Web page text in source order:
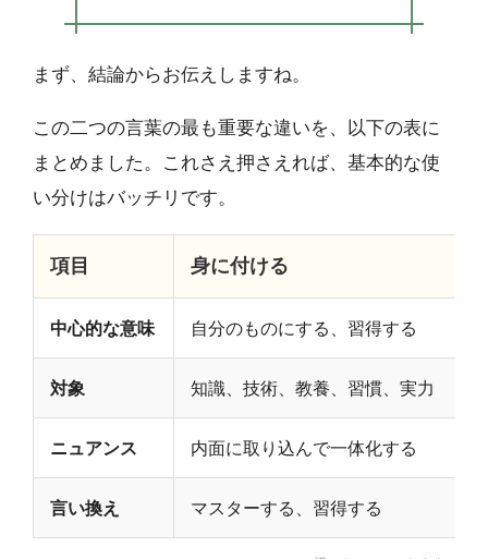
まず、結論からお伝えしますね。
この二つの言葉の最も重要な違いを、以下の表に
まとめました。これさえ押さえれば、基本的な使
い分けはバッチリです。
項目 身に付ける
中心的な意味 自分のものにする、習得する
対象 知識、技術、教養、習慣、実力
ニュアンス 内面に取り込んで一体化する
言い換え マスターする、習得する